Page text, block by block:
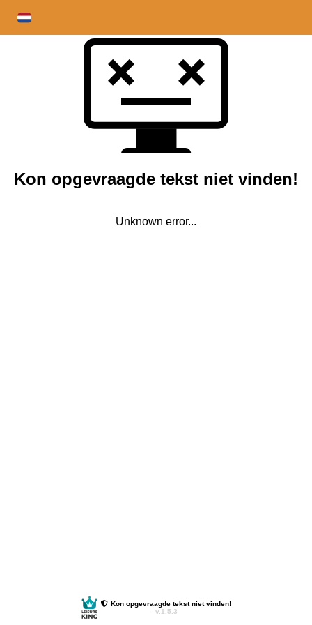
Kon opgevraagde tekst niet vinden!
Unknown error...
Kon opgevraagde tekst niet vinden!
v.1.5.3